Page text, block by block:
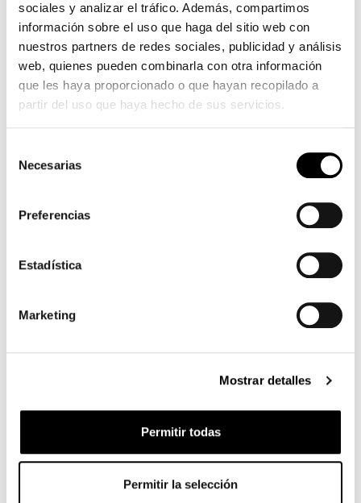
sociales y analizar el tráfico. Además, compartimos
información sobre el uso que haga del sitio web con
nuestros partners de redes sociales, publicidad y análisis
web, quienes pueden combinarla con otra información
que les haya proporcionado o que hayan recopilado a
partir del uso que haya hecho de sus servicios.
Necesarias
Preferencias
Estadística
Marketing
Mostrar detalles
Permitir todas
Permitir la selección